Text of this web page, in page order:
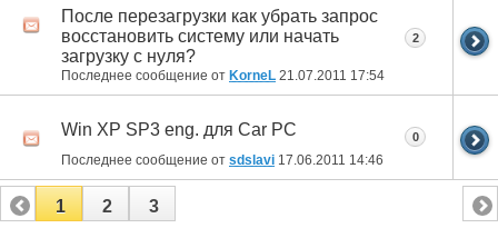
После перезагрузки как убрать запрос
восстановить систему или начать
загрузку с нуля?
Последнее сообщение от KorneL 21.07.2011 17:54
2
Win XP SP3 eng. для Car PC
Последнее сообщение от sdslavi 17.06.2011 14:46
0
1 2 3